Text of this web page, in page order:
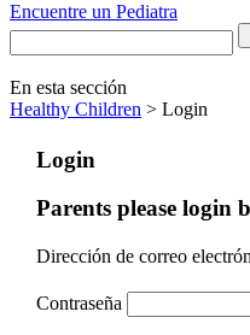
Encuentre un Pediatra
En esta sección
Healthy Children > Login
Login
Parents please login
Dirección de correo
Contraseña